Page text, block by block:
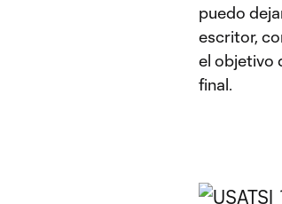
puedo
escritor,
el objetivo
final.